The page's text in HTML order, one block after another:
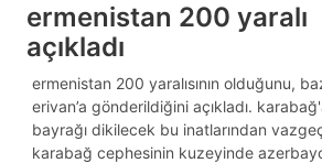
ermenistan 200 yaralı
açıkladı
ermenistan 200 yaralısının olduğunu,
erivan’a gönderildiğini açıkladı.
bayrağı dikilecek bu inatlarından
karabağ cephesinin kuzeyinde